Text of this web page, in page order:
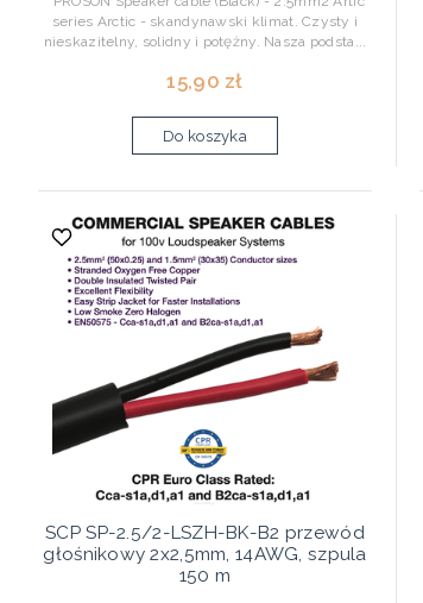
series Arctic - skandynawski klimat. Czysty i
nieskazitelny, solidny i potężny. Nasza podsta...
15,90 zł
Do koszyka
SCP SP-2.5/2-LSZH-BK-B2 przewód
głośnikowy 2x2,5mm, 14AWG, szpula
150 m